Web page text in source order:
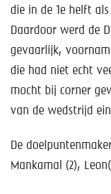
Shop
Lid worden
Contact
die in de 1e helft
Daardoor werd de
gevaarlijk,
die had niet echt
mocht bij corner
van de wedstrijd
De
Mankamal (2),